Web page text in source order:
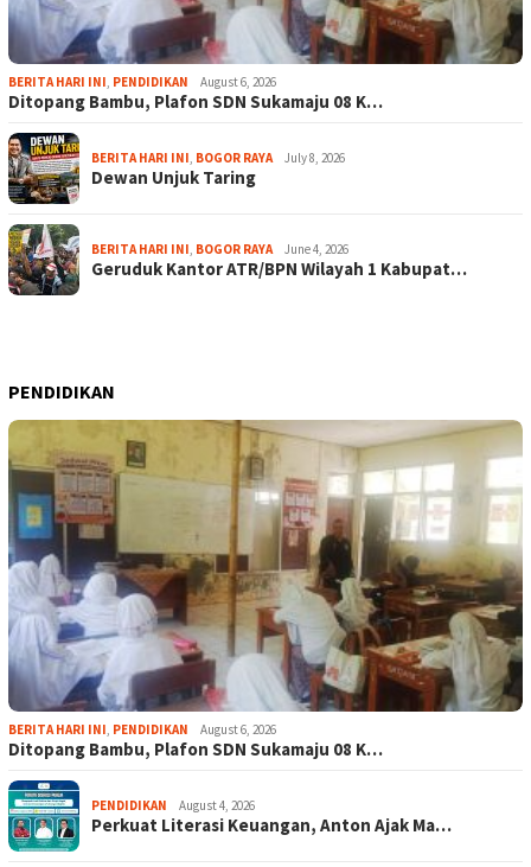
BERITA HARI INI, PENDIDIKAN August 6, 2026
Ditopang Bambu, Plafon SDN Sukamaju 08 K…
BERITA HARI INI, BOGOR RAYA July 8, 2026
Dewan Unjuk Taring
BERITA HARI INI, BOGOR RAYA June 4, 2026
Geruduk Kantor ATR/BPN Wilayah 1 Kabupat…
PENDIDIKAN
BERITA HARI INI, PENDIDIKAN August 6, 2026
Ditopang Bambu, Plafon SDN Sukamaju 08 K…
PENDIDIKAN August 4, 2026
Perkuat Literasi Keuangan, Anton Ajak Ma…